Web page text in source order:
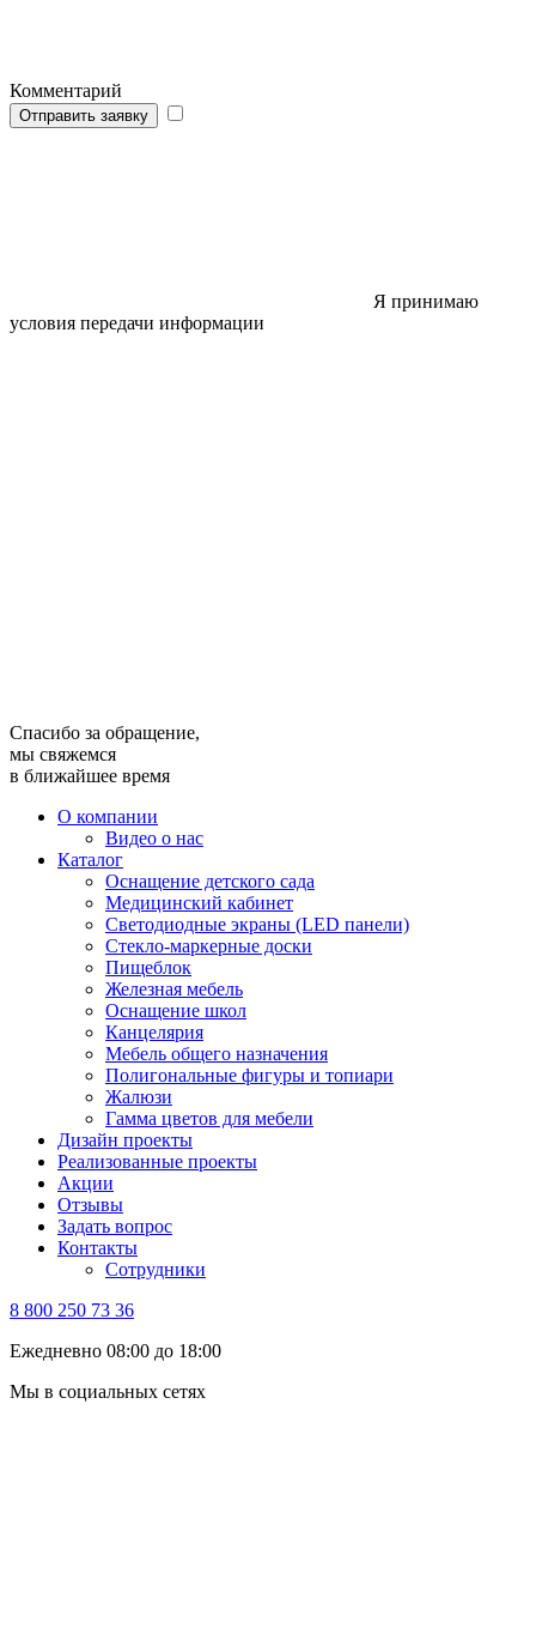
Комментарий
Отправить заявку
Я принимаю
условия передачи информации
Спасибо за обращение,
мы свяжемся
в ближайшее время
О компании
Видео о нас
Каталог
Оснащение детского сада
Медицинский кабинет
Светодиодные экраны (LED панели)
Стекло-маркерные доски
Пищеблок
Железная мебель
Оснащение школ
Канцелярия
Мебель общего назначения
Полигональные фигуры и топиари
Жалюзи
Гамма цветов для мебели
Дизайн проекты
Реализованные проекты
Акции
Отзывы
Задать вопрос
Контакты
Сотрудники
8 800 250 73 36
Ежедневно 08:00 до 18:00
Мы в социальных сетях